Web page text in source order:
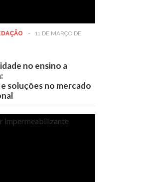
-
11 DE MARÇO DE
no ensino a
soluções no mercado